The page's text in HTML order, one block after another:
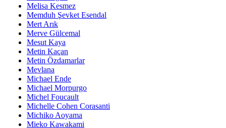
Melisa Kesmez
Memduh Şevket Esendal
Mert Arık
Merve Gülcemal
Mesut Kaya
Metin Kaçan
Metin Özdamarlar
Mevlana
Michael Ende
Michael Morpurgo
Michel Foucault
Michelle Cohen Corasanti
Michiko Aoyama
Mieko Kawakami